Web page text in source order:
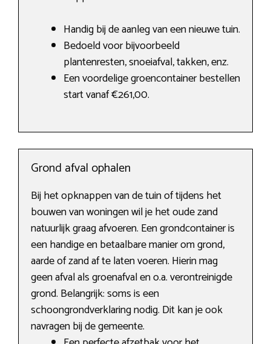
Handig bij de aanleg van een nieuwe tuin.
Bedoeld voor bijvoorbeeld
plantenresten, snoeiafval, takken, enz.
Een voordelige groencontainer bestellen
start vanaf €261,00.
Grond afval ophalen
Bij het opknappen van de tuin of tijdens het
bouwen van woningen wil je het oude zand
natuurlijk graag afvoeren. Een grondcontainer is
een handige en betaalbare manier om grond,
aarde of zand af te laten voeren. Hierin mag
geen afval als groenafval en o.a. verontreinigde
grond. Belangrijk: soms is een
schoongrondverklaring nodig. Dit kan je ook
navragen bij de gemeente.